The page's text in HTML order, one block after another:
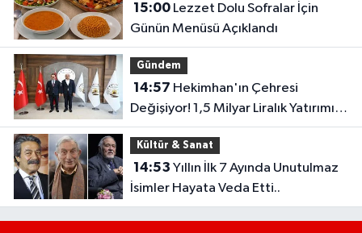
15:00Lezzet Dolu Sofralar İçin
Günün Menüsü Açıklandı
Gündem
14:57
Değişiyor! 1,5 Milyar Liralık Yatırımın
Detayları Açıklandı
Kültür & Sanat
14:53
İsimler Hayata Veda Etti..